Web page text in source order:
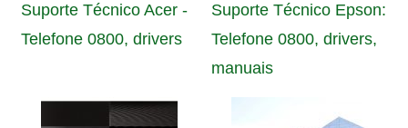
Suporte Técnico Acer -
Telefone 0800, drivers
Suporte Técnico Epson:
Telefone 0800, drivers,
manuais